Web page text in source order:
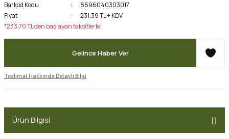
Barkod Kodu
8696040303017
Fiyat
231,39 TL + KDV
*233,70 TL den başlayan taksitlerle!
Gelince Haber Ver
Teslimat Hakkında Detaylı Bilgi
Ürün Bilgisi